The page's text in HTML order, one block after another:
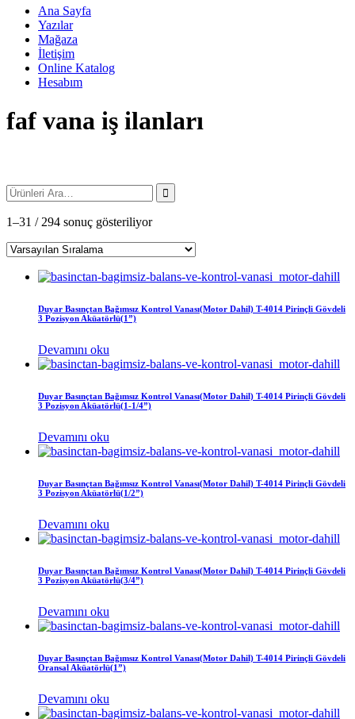
Ana Sayfa
Yazılar
Mağaza
İletişim
Online Katalog
Hesabım
faf vana iş ilanları
1–31 / 294 sonuç gösteriliyor
Duyar Basınçtan Bağımsız Kontrol Vanası(Motor Dahil) T-4014 Pirinçli Gövdeli
3 Pozisyon Aküatörlü(1”)
Devamını oku
Duyar Basınçtan Bağımsız Kontrol Vanası(Motor Dahil) T-4014 Pirinçli Gövdeli
3 Pozisyon Aküatörlü(1-1/4”)
Devamını oku
Duyar Basınçtan Bağımsız Kontrol Vanası(Motor Dahil) T-4014 Pirinçli Gövdeli
3 Pozisyon Aküatörlü(1/2”)
Devamını oku
Duyar Basınçtan Bağımsız Kontrol Vanası(Motor Dahil) T-4014 Pirinçli Gövdeli
3 Pozisyon Aküatörlü(3/4”)
Devamını oku
Duyar Basınçtan Bağımsız Kontrol Vanası(Motor Dahil) T-4014 Pirinçli Gövdeli
Oransal Aküatörlü(1”)
Devamını oku